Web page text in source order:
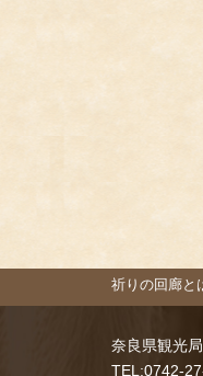
祈りの回廊と
奈良県観光
TEL:0742-